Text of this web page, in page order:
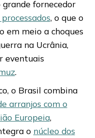
grande fornecedor
, o que o
em meio a choques
na Ucrânia,
eventuais
.
o Brasil combina
arranjos com o
Europeia,
o núcleo dos